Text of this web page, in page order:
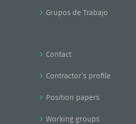
Grupos de Trabajo
Contact
Contractor’s profile
Position papers
Working groups